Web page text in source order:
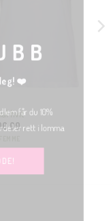
hvit
MODULE
❤️
får du 10%
rett i lomma.